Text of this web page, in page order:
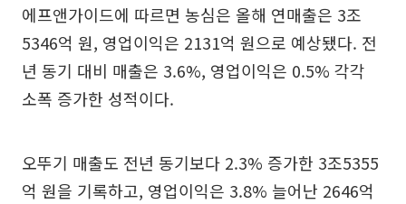
에프앤가이드에 따르면 농심은 올해 연매출은 3조
5346억 원, 영업이익은 2131억 원으로 예상됐다. 전
년 동기 대비 매출은 3.6%, 영업이익은 0.5% 각각
소폭 증가한 성적이다.
오뚜기 매출도 전년 동기보다 2.3% 증가한 3조5355
억 원을 기록하고, 영업이익은 3.8% 늘어난 2646억